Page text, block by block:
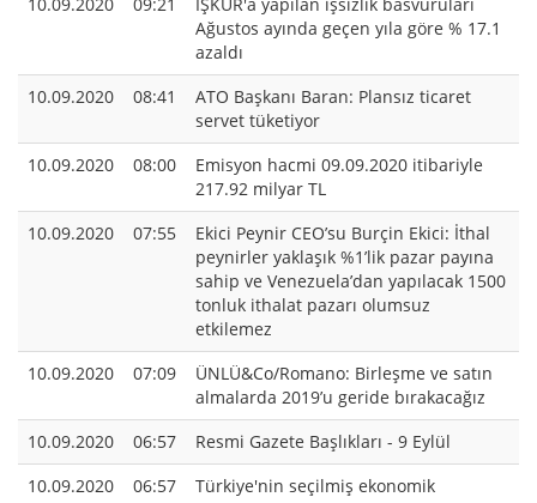
10.09.2020
09:21
İŞKUR'a yapılan işsizlik basvuruları
Ağustos ayında geçen yıla göre % 17.1
azaldı
10.09.2020
08:41
ATO Başkanı Baran: Plansız ticaret
servet tüketiyor
10.09.2020
08:00
Emisyon hacmi 09.09.2020 itibariyle
217.92 milyar TL
10.09.2020
07:55
Ekici Peynir CEO’su Burçin Ekici: İthal
peynirler yaklaşık %1’lik pazar payına
sahip ve Venezuela’dan yapılacak 1500
tonluk ithalat pazarı olumsuz
etkilemez
10.09.2020
07:09
ÜNLÜ&Co/Romano: Birleşme ve satın
almalarda 2019’u geride bırakacağız
10.09.2020
06:57
Resmi Gazete Başlıkları - 9 Eylül
10.09.2020
06:57
Türkiye'nin seçilmiş ekonomik